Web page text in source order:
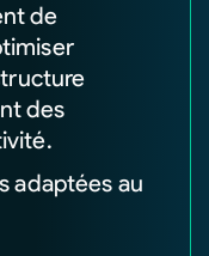
de
des
adaptées au